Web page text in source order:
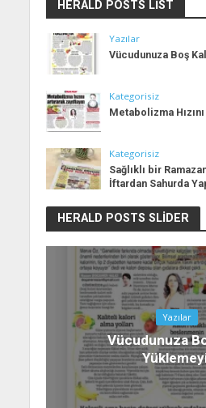
HERALD POSTS LIST
Yazılar
Vücudunuza Boş
Kategorisiz
Metabolizma
Kategorisiz
Sağlıklı bir
İftardan Sahurda
HERALD POSTS SLIDER
Yazılar
Vücudunuza